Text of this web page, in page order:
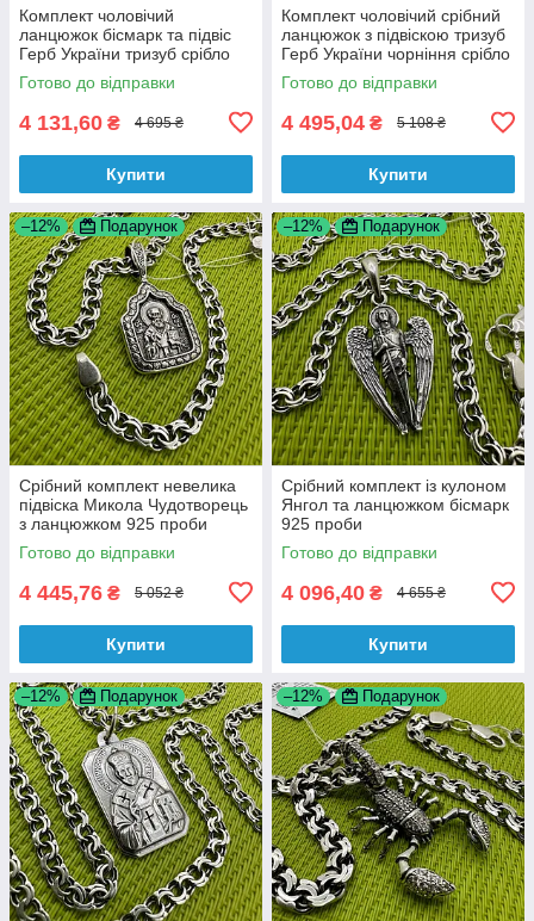
Комплект чоловічий
ланцюжок бісмарк та підвіс
Герб України тризуб срібло
925 проба
Готово до відправки
4 131,60 ₴ 4 695 ₴
Купити
Комплект чоловічий срібний
ланцюжок з підвіскою тризуб
Герб України чорніння срібло
925 проба
Готово до відправки
4 495,04 ₴ 5 108 ₴
Купити
–12% Подарунок
Срібний комплект невелика
підвіска Микола Чудотворець
з ланцюжком 925 проби
Готово до відправки
4 445,76 ₴ 5 052 ₴
Купити
–12% Подарунок
Срібний комплект із кулоном
Янгол та ланцюжком бісмарк
925 проби
Готово до відправки
4 096,40 ₴ 4 655 ₴
Купити
–12% Подарунок –12% Подарунок